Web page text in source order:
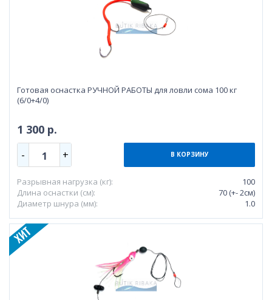
Готовая оснастка РУЧНОЙ РАБОТЫ для ловли сома 100 кг
(6/0+4/0)
1 300 р.
- 1 + В КОРЗИНУ
Разрывная нагрузка (кг):
100
Длина оснастки (см):
70 (+- 2см)
Диаметр шнура (мм):
1.0